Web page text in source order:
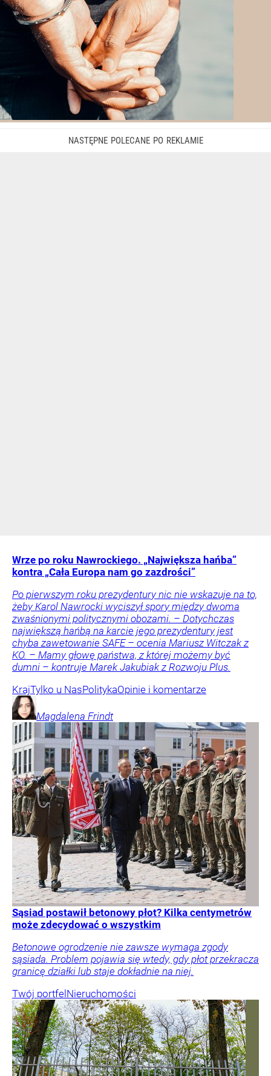
Wrze po roku Nawrockiego. „Największa hańba”
kontra „Cała Europa nam go zazdrości”
Po pierwszym roku prezydentury nic nie wskazuje na to,
żeby Karol Nawrocki wyciszył spory między dwoma
zwaśnionymi politycznymi obozami. – Dotychczas
największą hańbą na karcie jego prezydentury jest
chyba zawetowanie SAFE – ocenia Mariusz Witczak z
KO. – Mamy głowę państwa, z której możemy być
dumni – kontruje Marek Jakubiak z Rozwoju Plus.
KrajTylko u NasPolitykaOpinie i komentarze
Magdalena Frindt
Sąsiad postawił betonowy płot? Kilka centymetrów
może zdecydować o wszystkim
Betonowe ogrodzenie nie zawsze wymaga zgody
sąsiada. Problem pojawia się wtedy, gdy płot przekracza
granicę działki lub staje dokładnie na niej.
Twój portfel Nieruchomości